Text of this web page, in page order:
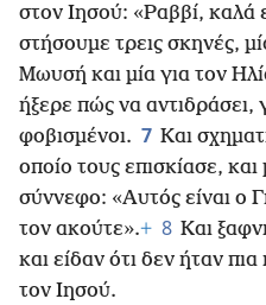
στον Ιησού: «Ραββί, καλά
στήσουμε τρεις σκηνές,
Μωυσή και μία για τον
ήξερε πώς να αντιδράσει,
φοβισμένοι. 7 Και
οποίο τους επισκίασε,
σύννεφο: «Αυτός είναι ο
τον ακούτε».+ 8 Και
και είδαν ότι δεν ήταν
τον Ιησού.